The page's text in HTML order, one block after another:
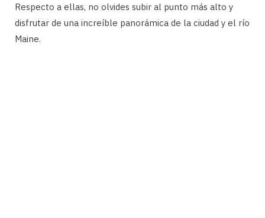
Respecto a ellas, no olvides subir al punto más alto y
disfrutar de una increíble panorámica de la ciudad y el río
Maine.